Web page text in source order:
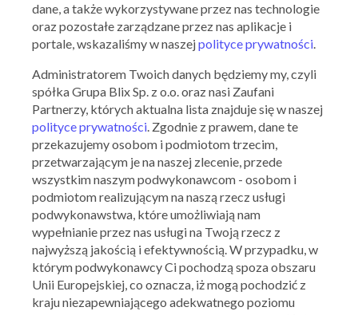
19,99 zł za wtorkowy kubełek!
23.06.2026 - 30.06.2026
Skorzystaj z oferty
KFC
dane, a także wykorzystywane przez nas technologie
oraz pozostałe zarządzane przez nas aplikacje i
portale, wskazaliśmy w naszejpolityce prywatności.
Administratorem Twoich danych będziemy my, czyli
spółka Grupa Blix Sp. z o.o. oraz nasi Zaufani
Partnerzy, których aktualna lista znajduje się w naszej
polityce prywatności. Zgodnie z prawem, dane te
przekazujemy osobom i podmiotom trzecim,
przetwarzającym je na naszej zlecenie, przede
wszystkim naszym podwykonawcom - osobom i
podmiotom realizującym na naszą rzecz usługi
podwykonawstwa, które umożliwiają nam
wypełnianie przez nas usługi na Twoją rzecz z
najwyższą jakością i efektywnością. W przypadku, w
którym podwykonawcy Ci pochodzą spoza obszaru
Unii Europejskiej, co oznacza, iż mogą pochodzić z
kraju niezapewniającego adekwatnego poziomu